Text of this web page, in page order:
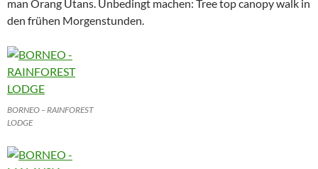
man Orang Utans. Unbedingt machen: Tree top canopy walk in
den frühen Morgenstunden.
BORNEO – RAINFOREST
LODGE